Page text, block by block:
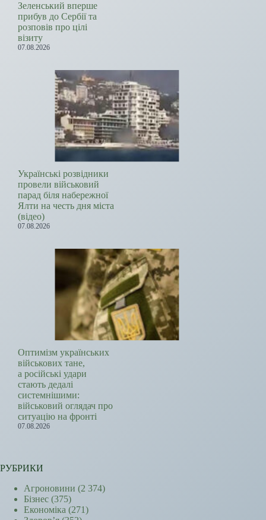
Зеленський вперше
прибув до Сербії та
розповів про цілі
візиту
07.08.2026
Українські розвідники
провели військовий
парад біля набережної
Ялти на честь дня міста
(відео)
07.08.2026
Оптимізм українських
військових тане,
а російські удари
стають дедалі
системнішими:
військовий оглядач про
ситуацію на фронті
07.08.2026
РУБРИКИ
Агроновини (2 374)
Бізнес (375)
Економіка (271)